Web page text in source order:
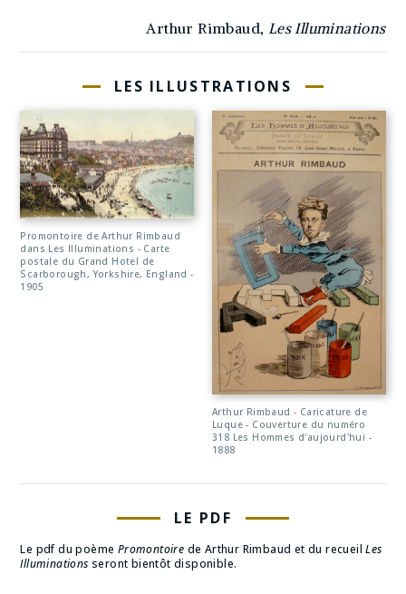
Arthur Rimbaud, Les Illuminations
LES ILLUSTRATIONS
Promontoire de Arthur Rimbaud
dans Les Illuminations - Carte
postale du Grand Hotel de
Scarborough, Yorkshire, England -
1905
Arthur Rimbaud - Caricature de
Luque - Couverture du numéro
318 Les Hommes d'aujourd'hui -
1888
LE PDF
Le pdf du poème Promontoire de Arthur Rimbaud et du recueilLes
Illuminations seront bientôt disponible.